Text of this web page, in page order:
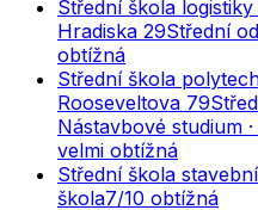
Střední škola
Hradiska 29Střední
obtížná
Střední škola
Rooseveltova 79
Nástavbové studium
velmi obtížná
Střední škola
škola7/10 obtížná